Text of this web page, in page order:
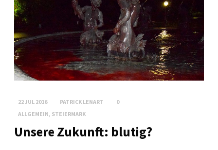
22 JUL 2016 PATRICK LENART
0
ALLGEMEIN STEIERMARK
Unsere Zukunft: blutig?